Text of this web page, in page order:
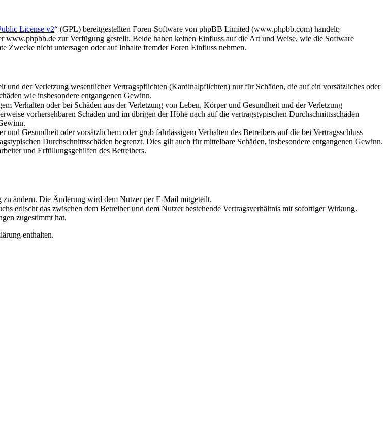
License v2“ (GPL) bereitgestellten Foren-Software von phpBB Limited (www.phpbb.com) handelt;
www.phpbb.de zur Verfügung gestellt. Beide haben keinen Einfluss auf die Art und Weise, wie die Software
Zwecke nicht untersagen oder auf Inhalte fremder Foren Einfluss nehmen.
der Verletzung wesentlicher Vertragspflichten (Kardinalpflichten) nur für Schäden, die auf ein vorsätzliches oder
wie insbesondere entgangenen Gewinn.
Verhalten oder bei Schäden aus der Verletzung von Leben, Körper und Gesundheit und der Verletzung
vorhersehbaren Schäden und im übrigen der Höhe nach auf die vertragstypischen Durchschnittsschäden
Gesundheit oder vorsätzlichem oder grob fahrlässigem Verhalten des Betreibers auf die bei Vertragsschluss
Durchschnittsschäden begrenzt. Dies gilt auch für mittelbare Schäden, insbesondere entgangenen Gewinn.
und Erfüllungsgehilfen des Betreibers.
ändern. Die Änderung wird dem Nutzer per E-Mail mitgeteilt.
erlischt das zwischen dem Betreiber und dem Nutzer bestehende Vertragsverhältnis mit sofortiger Wirkung.
zugestimmt hat.
enthalten.